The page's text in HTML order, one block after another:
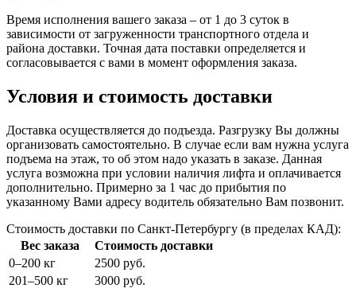
Время исполнения вашего заказа – от 1 до 3 суток в
зависимости от загруженности транспортного отдела и
района доставки. Точная дата поставки определяется и
согласовывается с вами в момент оформления заказа.
Условия и стоимость доставки
Доставка осуществляется до подъезда. Разгрузку Вы должны
организовать самостоятельно. В случае если вам нужна услуга
подъема на этаж, то об этом надо указать в заказе. Данная
услуга возможна при условии наличия лифта и оплачивается
дополнительно. Примерно за 1 час до прибытия по
указанному Вами адресу водитель обязательно Вам позвонит.
Стоимость доставки по Санкт-Петербургу (в пределах КАД):
Вес заказа
Стоимость доставки
0–200 кг
2500 руб.
201–500 кг
3000 руб.